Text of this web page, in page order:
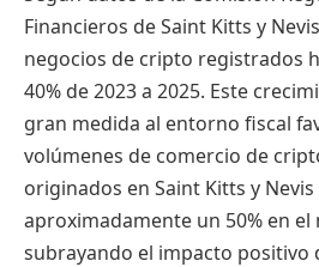
Financieros de Saint Kitts y
negocios de cripto registrados
40% de 2023 a 2025. Este
gran medida al entorno fiscal
volúmenes de comercio de
originados en Saint Kitts y
aproximadamente un 50% en
subrayando el impacto positivo